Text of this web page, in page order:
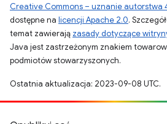
Creative Commons – uznanie autorstwa
dostępne na licencji Apache 2.0.
temat zawierają zasady dotyczące
Java jest zastrzeżonym znakiem
podmiotów stowarzyszonych.
Ostatnia aktualizacja: 2023-09-08 UTC.